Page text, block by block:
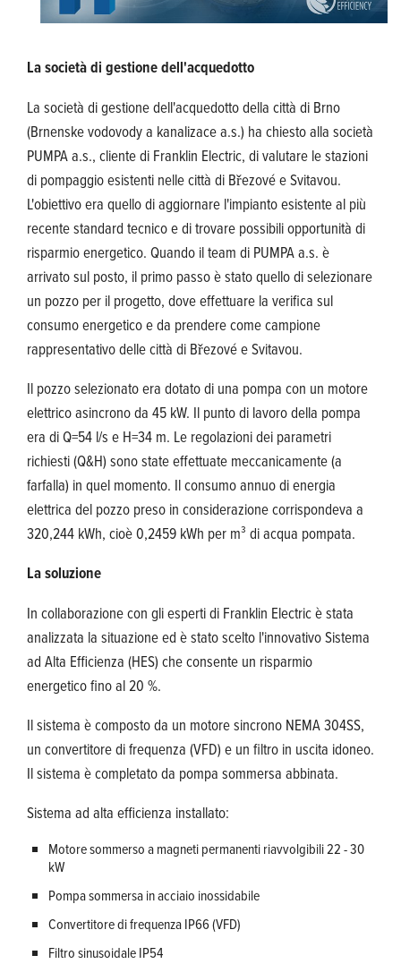
La società di gestione dell'acquedotto
La società di gestione dell'acquedotto della città di Brno
(Brnenske vodovody a kanalizace a.s.) ha chiesto alla società
PUMPA a.s., cliente di Franklin Electric, di valutare le stazioni
di pompaggio esistenti nelle città di Březové e Svitavou.
L'obiettivo era quello di aggiornare l'impianto esistente al più
recente standard tecnico e di trovare possibili opportunità di
risparmio energetico. Quando il team di PUMPA a.s. è
arrivato sul posto, il primo passo è stato quello di selezionare
un pozzo per il progetto, dove effettuare la verifica sul
consumo energetico e da prendere come campione
rappresentativo delle città di Březové e Svitavou.
Il pozzo selezionato era dotato di una pompa con un motore
elettrico asincrono da 45 kW. Il punto di lavoro della pompa
era di Q=54 l/s e H=34 m. Le regolazioni dei parametri
richiesti (Q&H) sono state effettuate meccanicamente (a
farfalla) in quel momento. Il consumo annuo di energia
elettrica del pozzo preso in considerazione corrispondeva a
320,244 kWh, cioè 0,2459 kWh per m³ di acqua pompata.
La soluzione
In collaborazione con gli esperti di Franklin Electric è stata
analizzata la situazione ed è stato scelto l'innovativo Sistema
ad Alta Efficienza (HES) che consente un risparmio
energetico fino al 20 %.
Il sistema è composto da un motore sincrono NEMA 304SS,
un convertitore di frequenza (VFD) e un filtro in uscita idoneo.
Il sistema è completato da pompa sommersa abbinata.
Sistema ad alta efficienza installato:
Motore sommerso a magneti permanenti riavvolgibili 22 - 30
kW
Pompa sommersa in acciaio inossidabile
Convertitore di frequenza IP66 (VFD)
Filtro sinusoidale IP54